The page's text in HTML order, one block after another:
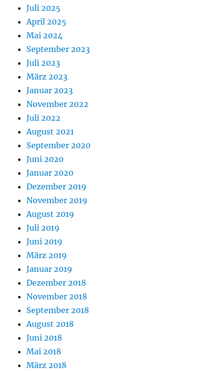
Juli 2025
April 2025
Mai 2024
September 2023
Juli 2023
März 2023
Januar 2023
November 2022
Juli 2022
August 2021
September 2020
Juni 2020
Januar 2020
Dezember 2019
November 2019
August 2019
Juli 2019
Juni 2019
März 2019
Januar 2019
Dezember 2018
November 2018
September 2018
August 2018
Juni 2018
Mai 2018
März 2018